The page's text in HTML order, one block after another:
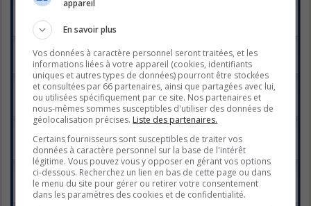
Émission du 15 Juillet
Réponses :
les chefs 22 juillet 2013
Dernier message par May West«jeu. juil. 25, 2013 7:11 pm
Réponses :16
émission du 8 juillet 2013
Dernier message parMortine« jeu. juil. 11, 2013 8:57 pm
Réponses :
Émission du 1ier Juillet
Dernier message parHAP16«dim. juil. 07, 2013 12:45 am
Réponses :22
Émission du 24 Juin !!
Dernier message parAnya «lun. juil. 01, 2013 12:08 pm
Réponses : 32
appareil
En savoir plus
Vos données à caractère personnel seront traitées, et les
informations liées à votre appareil (cookies, identifiants
uniques et autres types de données) pourront être stockées
et consultées par 66 partenaires, ainsi que partagées avec lui,
ou utilisées spécifiquement par ce site. Nos partenaires et
nous-mêmes sommes susceptibles d'utiliser des données de
géolocalisation précises. Liste des partenaires.
Certains fournisseurs sont susceptibles de traiter vos
données à caractère personnel sur la base de l'intérêt
légitime. Vous pouvez vous y opposer en gérant vos options
ci-dessous. Recherchez un lien en bas de cette page ou dans
le menu du site pour gérer ou retirer votre consentement
dans les paramètres des cookies et de confidentialité.